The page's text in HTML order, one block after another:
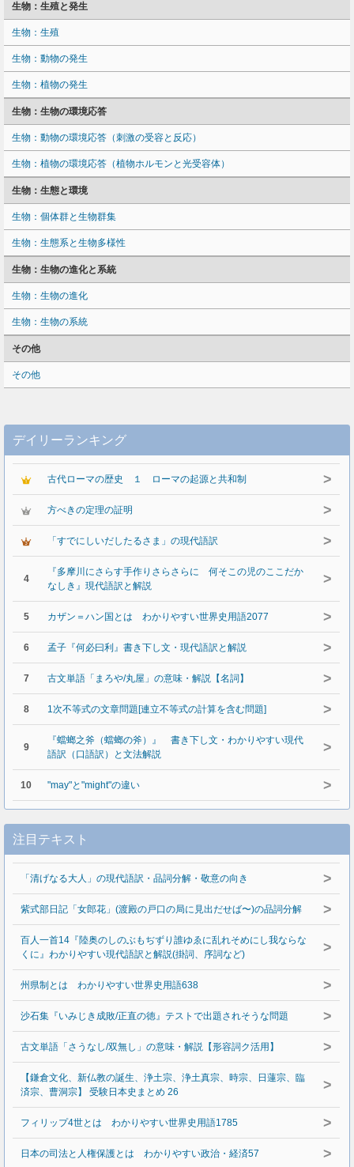
生物：生殖と発生
生物：生殖
生物：動物の発生
生物：植物の発生
生物：生物の環境応答
生物：動物の環境応答（刺激の受容と反応）
生物：植物の環境応答（植物ホルモンと光受容体）
生物：生態と環境
生物：個体群と生物群集
生物：生態系と生物多様性
生物：生物の進化と系統
生物：生物の進化
生物：生物の系統
その他
その他
デイリーランキング
古代ローマの歴史 １ ローマの起源と共和制 >
方べきの定理の証明 >
「すでにしいだしたるさま」の現代語訳 >
4
『多摩川にさらす手作りさらさらに 何そこの児のここだか
なしき』現代語訳と解説
>
5 カザン＝ハン国とは わかりやすい世界史用語2077 >
6 孟子『何必曰利』書き下し文・現代語訳と解説 >
7 古文単語「まろや/丸屋」の意味・解説【名詞】 >
8 1次不等式の文章問題[連立不等式の計算を含む問題] >
9
『蟷螂之斧（蟷螂の斧）』 書き下し文・わかりやすい現代
語訳（口語訳）と文法解説
>
10 "may"と"might"の違い >
注目テキスト
「清げなる大人」の現代語訳・品詞分解・敬意の向き >
紫式部日記「女郎花」(渡殿の戸口の局に見出だせば〜)の品詞分解 >
百人一首14『陸奥のしのぶもぢずり誰ゆゑに乱れそめにし我ならな
くに』わかりやすい現代語訳と解説(掛詞、序詞など)
>
州県制とは わかりやすい世界史用語638 >
沙石集『いみじき成敗/正直の徳』テストで出題されそうな問題 >
古文単語「さうなし/双無し」の意味・解説【形容詞ク活用】 >
【鎌倉文化、新仏教の誕生、浄土宗、浄土真宗、時宗、日蓮宗、臨
済宗、曹洞宗】 受験日本史まとめ 26
>
フィリップ4世とは わかりやすい世界史用語1785 >
日本の司法と人権保護とは わかりやすい政治・経済57 >